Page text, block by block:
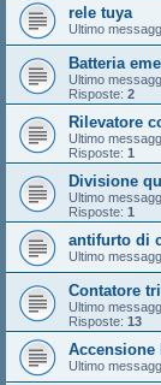
rele tuya
Ultimo
Batteria
Ultimo
Risposte: 2
Rilevatore
Ultimo
Risposte: 1
Divisione
Ultimo
Risposte: 1
antifurto di
Ultimo
Contatore
Ultimo
Risposte: 13
Accensione
Ultimo